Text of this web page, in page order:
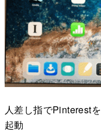
人差し指でPinterest
起動